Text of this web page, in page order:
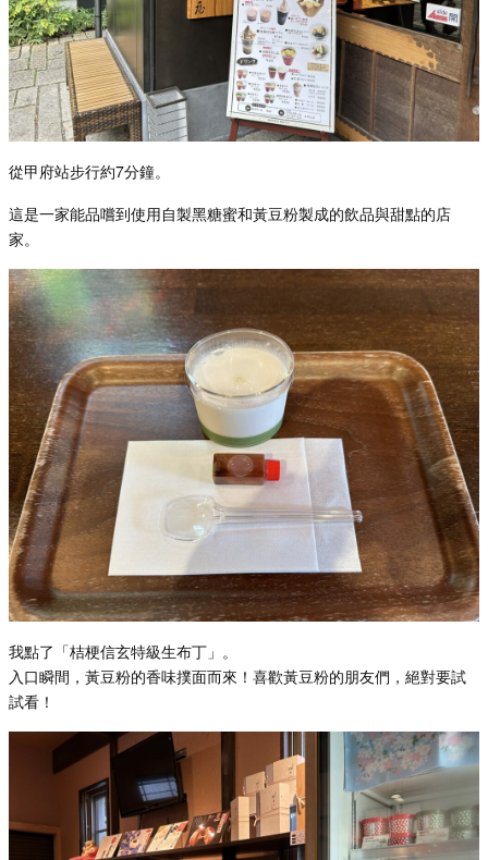
從甲府站步行約7分鐘。
這是一家能品嚐到使用自製黑糖蜜和黃豆粉製成的飲品與甜點的店
家。
我點了「桔梗信玄特級生布丁」。
入口瞬間，黃豆粉的香味撲面而來！喜歡黃豆粉的朋友們，絕對要試
試看！